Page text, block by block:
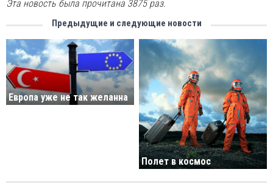
Эта новость была прочитана 3875 раз.
Предыдущие и следующие новости
Европа уже не так желанна
Полет в космос